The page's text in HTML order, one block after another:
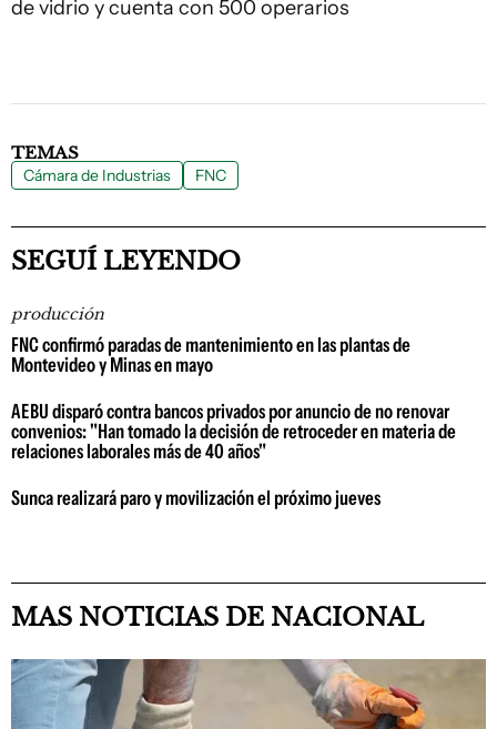
de vidrio y cuenta con 500 operarios
TEMAS
Cámara de Industrias FNC
SEGUÍ LEYENDO
producción
FNC confirmó paradas de mantenimiento en las plantas de
Montevideo y Minas en mayo
AEBU disparó contra bancos privados por anuncio de no renovar
convenios: "Han tomado la decisión de retroceder en materia de
relaciones laborales más de 40 años"
Sunca realizará paro y movilización el próximo jueves
MAS NOTICIAS DE NACIONAL